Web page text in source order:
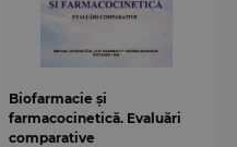
Biofarmacie și
farmacocinetică. Evaluări
comparative